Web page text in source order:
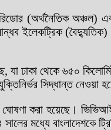
(অর্থনৈতিক অঞ্চল)
ইলেকট্রিক
যা ঢাকা থেকে ৬৫০
সিদ্ধান্ত নেওয়া
করা হয়েছে।
মধ্যে বাংলাদেশকে